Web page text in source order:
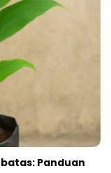
Panduan